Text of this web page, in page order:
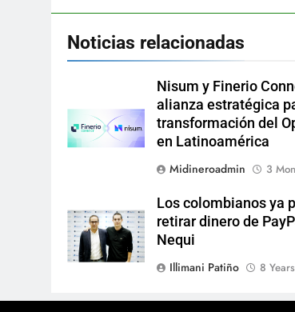
Noticias relacionadas
Nisum y Finerio
alianza estratégica
transformación del
en Latinoamérica
Midineroadmin
3
Los colombianos ya
retirar dinero de
Nequi
Illimani Patiño
8